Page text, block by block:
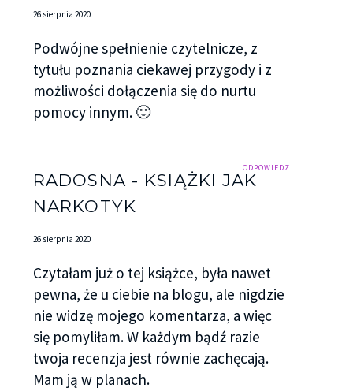
26 sierpnia 2020
Podwójne spełnienie czytelnicze, z
tytułu poznania ciekawej przygody i z
możliwości dołączenia się do nurtu
pomocy innym. 🙂
ODPOWIEDZ
RADOSNA - KSIĄŻKI JAK
NARKOTYK
26 sierpnia 2020
Czytałam już o tej książce, była nawet
pewna, że u ciebie na blogu, ale nigdzie
nie widzę mojego komentarza, a więc
się pomyliłam. W każdym bądź razie
twoja recenzja jest równie zachęcają.
Mam ją w planach.